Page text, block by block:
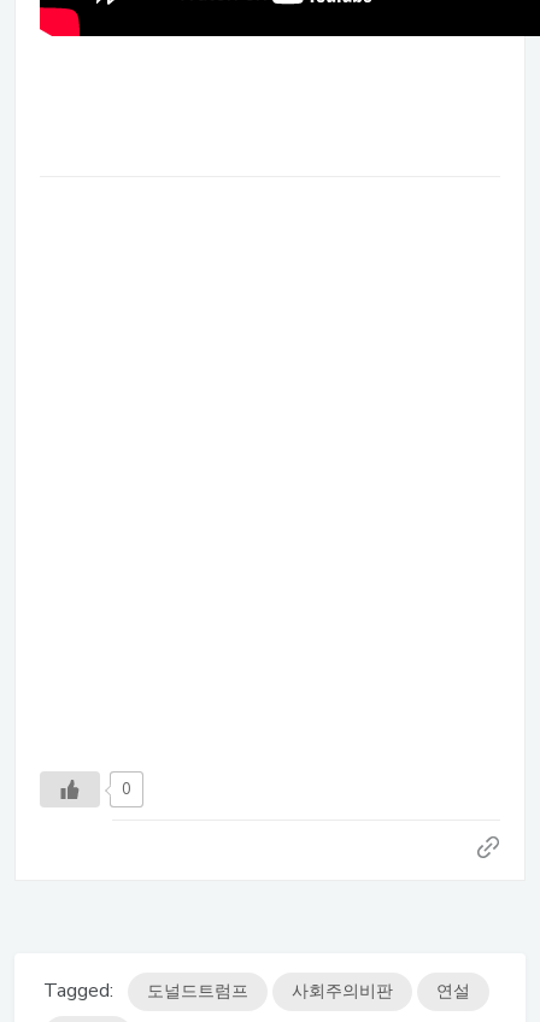
0
Tagged: 도널드트럼프 사회주의비판
연설